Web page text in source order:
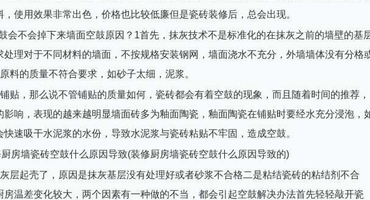
使用效果非常出色，价格也比较低廉但是瓷砖装修后，总会出现。
会不会掉下来墙面空鼓原因？1首先，抹灰技术不是标准化的在抹灰之前的墙壁的基
理对于不同材料的墙面，不按规格安装钢网，墙面浇水不充分，外墙墙体没有分格
料的质量不符合要求，如砂子太细，泥浆。
贴，那么说不管铺贴的质量如何，瓷砖都会有着空鼓的现象，而且随着时间的推荐，
影响，表现的越来越明显墙面砖多为釉面陶瓷，釉面陶瓷在铺贴时要经水充分浸泡，
速吸干水泥浆的水份，导致水泥浆与瓷砖粘贴不牢固，造成空鼓。
层起壳了，原因是抹灰基层没有处理好或者砂浆不合格二是粘结瓷砖的粘结剂不合
温差变化较大，两个因素有一种做的不当，都会引起空鼓解决办法首先轻轻敲开瓷